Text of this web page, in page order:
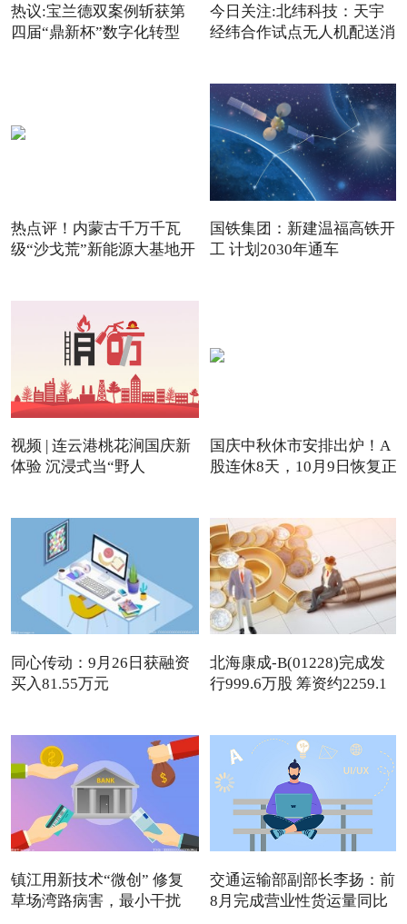
热议:宝兰德双案例斩获第
四届“鼎新杯”数字化转型
今日关注:北纬科技：天宇
经纬合作试点无人机配送消
热点评！内蒙古千万千瓦
级“沙戈荒”新能源大基地开
国铁集团：新建温福高铁开
工 计划2030年通车
视频 | 连云港桃花涧国庆新
体验 沉浸式当“野人
国庆中秋休市安排出炉！A
股连休8天，10月9日恢复正
同心传动：9月26日获融资
买入81.55万元
北海康成-B(01228)完成发
行999.6万股 筹资约2259.1
镇江用新技术“微创” 修复
草场湾路病害，最小干扰
交通运输部副部长李扬：前
8月完成营业性货运量同比